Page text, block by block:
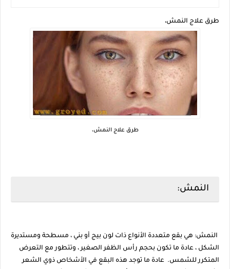
طرق علاج النمش،
طرق علاج النمش،
النمش:
النمش: هي بقع متعددة الأنواع ذات لون بيج أو بني ، مسطحة ومستديرة
الشكل ، عادة ما تكون بحجم رأس الظفر الصغير ، وتتطور مع التعرض
المتكرر للشمس. عادة ما توجد هذه البقع في الأشخاص ذوي الشعر